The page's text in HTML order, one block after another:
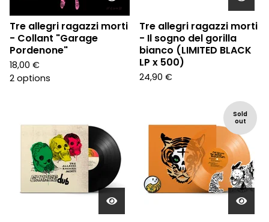
Tre allegri ragazzi morti
- Collant "Garage
Pordenone"
18,00 €
2 options
Tre allegri ragazzi morti
- Il sogno del gorilla
bianco (LIMITED BLACK
LP x 500)
24,90 €
Sold
out